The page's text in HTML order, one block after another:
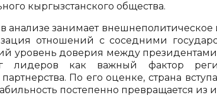
кыргызстанского общества.
анализе занимает
отношений с соседними
уровень доверия между президентами
лидеров как важный фактор
партнерства. По его оценке, страна
постепенно превращается из